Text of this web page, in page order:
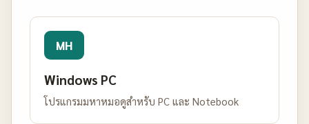
MH
Windows PC
โปรแกรมมหาหมอดูสำหรับ PC และ Notebook